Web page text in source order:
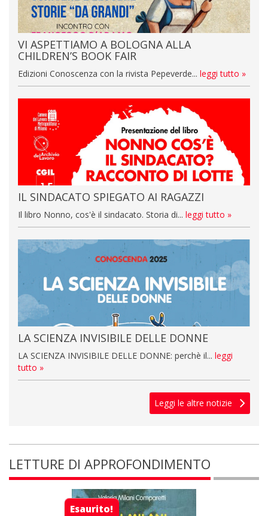
VI ASPETTIAMO A BOLOGNA ALLA
CHILDREN’S BOOK FAIR
Edizioni Conoscenza con la rivista Pepeverde... leggi tutto »
IL SINDACATO SPIEGATO AI RAGAZZI
Il libro Nonno, cos'è il sindacato. Storia di... leggi tutto »
LA SCIENZA INVISIBILE DELLE DONNE
LA SCIENZA INVISIBILE DELLE DONNE: perchè il... leggi
tutto »
Leggi le altre notizie
LETTURE DI APPROFONDIMENTO
Esaurito!